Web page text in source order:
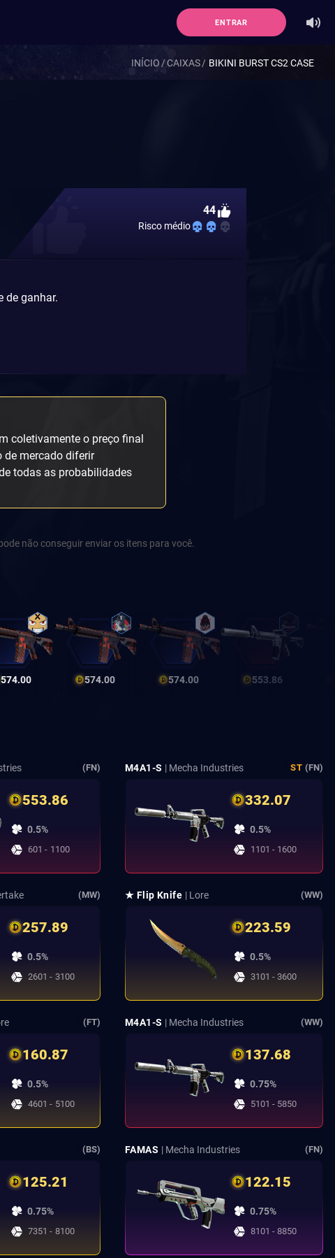
ENTRAR
INÍCIO CAIXAS BIKINI BURST CS2 CASE
44
Risco médio
de ganhar.
coletivamente o preço final
de mercado diferir
todas as probabilidades
não conseguir enviar os itens para você.
574.00 574.00 574.00 553.86
(FN)
553.86
0.5%
601 - 1100
M4A1-S | Mecha Industries ST (FN)
332.07
0.5%
1101 - 1600
(MW)
257.89
0.5%
2601 - 3100
★ Flip Knife | Lore (WW)
223.59
0.5%
3101 - 3600
(FT)
160.87
0.5%
4601 - 5100
M4A1-S | Mecha Industries (WW)
137.68
0.75%
5101 - 5850
(BS)
125.21
0.75%
7351 - 8100
FAMAS | Mecha Industries (FN)
122.15
0.75%
8101 - 8850